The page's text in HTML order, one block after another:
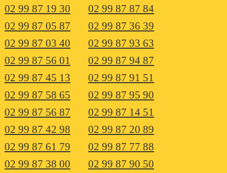
02 99 87 19 30
02 99 87 87 84
02 99 87 05 87
02 99 87 36 39
02 99 87 03 40
02 99 87 93 63
02 99 87 56 01
02 99 87 94 87
02 99 87 45 13
02 99 87 91 51
02 99 87 58 65
02 99 87 95 90
02 99 87 56 87
02 99 87 14 51
02 99 87 42 98
02 99 87 20 89
02 99 87 61 79
02 99 87 77 88
02 99 87 38 00
02 99 87 90 50